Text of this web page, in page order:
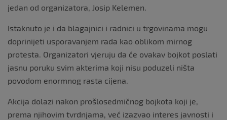
jedan od organizatora, Josip Kelemen.
Istaknuto je i da blagajnici i radnici u trgovinama mogu
doprinijeti usporavanjem rada kao oblikom mirnog
protesta. Organizatori vjeruju da će ovakav bojkot poslati
jasnu poruku svim akterima koji nisu poduzeli ništa
povodom enormnog rasta cijena.
Akcija dolazi nakon prošlosedmičnog bojkota koji je,
prema njihovim tvrdnjama, već izazvao interes javnosti i